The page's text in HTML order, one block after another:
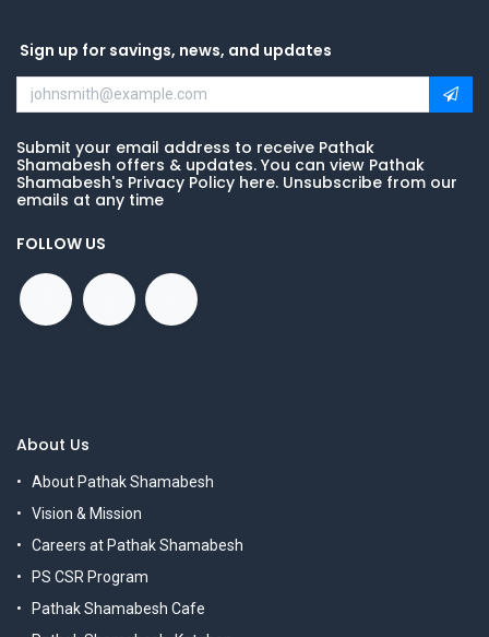
Sign up for savings, news, and updates
Submit your email address to receive Pathak
Shamabesh offers & updates. You can view Pathak
Shamabesh's Privacy Policy here. Unsubscribe from our
emails at any time
FOLLOW US
About Us
About Pathak Shamabesh
Vision & Mission
Careers at Pathak Shamabesh
PS CSR Program
Pathak Shamabesh Cafe